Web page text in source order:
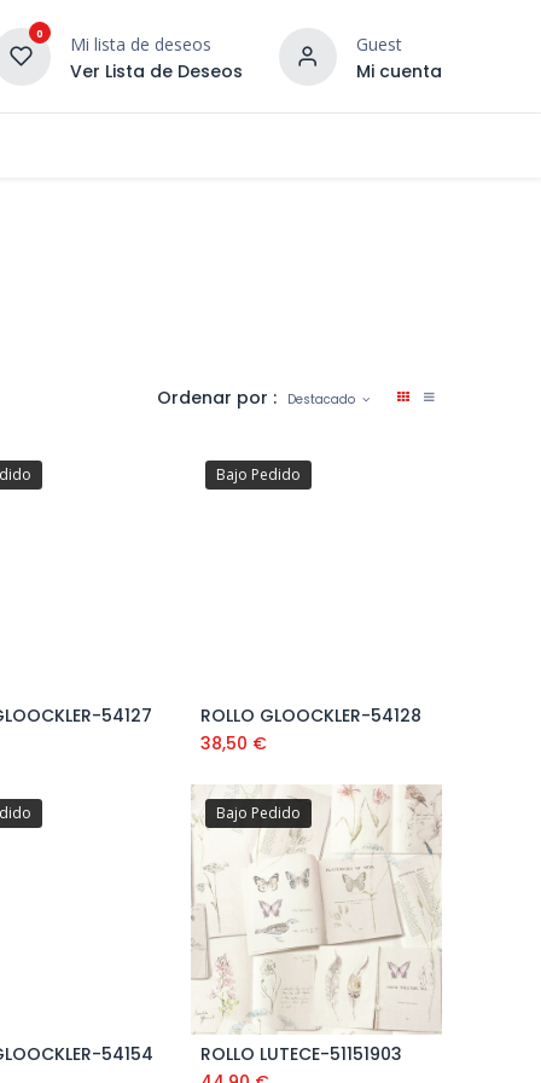
0 Mi lista de deseos
Ver Lista de Deseos
Guest
Mi cuenta
¡DESCUBRE NUESTRO
Ordenar por : Destacado
54127
Bajo Pedido
ROLLO GLOOCKLER-54128
38,50 €
54154
Bajo Pedido
ROLLO LUTECE-51151903